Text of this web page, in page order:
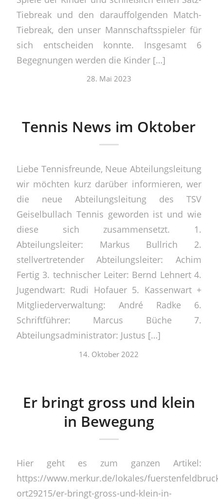
Tiebreak und den darauffolgenden Match-
Tiebreak, den unser Mannschaftsspieler für
sich entscheiden konnte. Insgesamt 6
Begegnungen werden die Kinder […]
28. Mai 2023
Tennis News im Oktober
Liebe Tennisfreunde, Neue Abteilungsleitung
wir möchten kurz darüber informieren, wer
die neue Abteilungsleitung des TSV
Geiselbullach Tennis geworden ist und wie
diese sich zusammensetzt. 1.
Abteilungsleiter: Markus Bullrich 2.
stellvertretender Abteilungsleiter: Achim
Fertig 3. technischer Leiter: Bernd Lehnert 4.
Jugendwart: Rudi Hofauer 5. Kassenwart +
Mitgliederverwaltung: André Radke 6.
Schriftführer: Marcus Büche 7.
Abteilungsadministrator: Justus […]
14. Oktober 2022
Er bringt gross und klein
in Bewegung
Hier geht es zum ganzen Artikel:
https://www.merkur.de/lokales/
ort29215/er-bringt-gross-und-klein-in-